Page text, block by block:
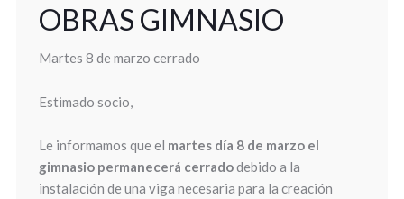
OBRAS GIMNASIO
Martes 8 de marzo cerrado
Estimado socio,
Le informamos que el martes día 8 de marzo el
gimnasio permanecerá cerradodebido a la
instalación de una viga necesaria para la creación